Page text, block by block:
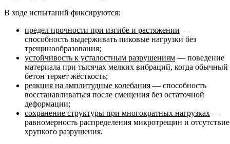
В ходе испытаний фиксируются:
предел прочности при изгибе и растяжении —
способность выдерживать пиковые нагрузки без
трещинообразования;
устойчивость к усталостным разрушениям — поведение
материала при тысячах мелких вибраций, когда обычный
бетон теряет жёсткость;
реакция на амплитудные колебания — способность
восстанавливаться после смещения без остаточной
деформации;
сохранение структуры при многократных нагрузках —
равномерность распределения микротрещин и отсутствие
хрупкого разрушения.